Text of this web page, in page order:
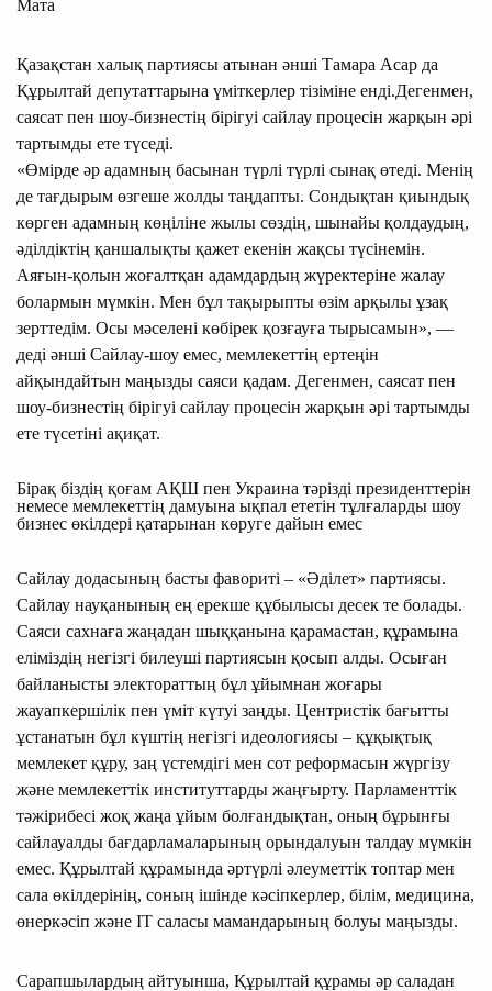
Мата
Қазақстан халық партиясы атынан әнші Тамара Асар да
Құрылтай депутаттарына үміткерлер тізіміне енді.Дегенмен,
саясат пен шоу-бизнестің бірігуі сайлау процесін жарқын әрі
тартымды ете түседі.
«Өмірде әр адамның басынан түрлі түрлі сынақ өтеді. Менің
де тағдырым өзгеше жолды таңдапты. Сондықтан қиындық
көрген адамның көңіліне жылы сөздің, шынайы қолдаудың,
әділдіктің қаншалықты қажет екенін жақсы түсінемін.
Аяғын-қолын жоғалтқан адамдардың жүректеріне жалау
болармын мүмкін. Мен бұл тақырыпты өзім арқылы ұзақ
зерттедім. Осы мәселені көбірек қозғауға тырысамын», —
деді әнші Сайлау-шоу емес, мемлекеттің ертеңін
айқындайтын маңызды саяси қадам. Дегенмен, саясат пен
шоу-бизнестің бірігуі сайлау процесін жарқын әрі тартымды
ете түсетіні ақиқат.
Бірақ біздің қоғам АҚШ пен Украина тәрізді президенттерін
немесе мемлекеттің дамуына ықпал ететін тұлғаларды шоу
бизнес өкілдері қатарынан көруге дайын емес
Сайлау додасының басты фавориті – «Әділет» партиясы.
Сайлау науқанының ең ерекше құбылысы десек те болады.
Саяси сахнаға жаңадан шыққанына қарамастан, құрамына
еліміздің негізгі билеуші партиясын қосып алды. Осыған
байланысты электораттың бұл ұйымнан жоғары
жауапкершілік пен үміт күтуі заңды. Центристік бағытты
ұстанатын бұл күштің негізгі идеологиясы – құқықтық
мемлекет құру, заң үстемдігі мен сот реформасын жүргізу
және мемлекеттік институттарды жаңғырту. Парламенттік
тәжірибесі жоқ жаңа ұйым болғандықтан, оның бұрынғы
сайлауалды бағдарламаларының орындалуын талдау мүмкін
емес. Құрылтай құрамында әртүрлі әлеуметтік топтар мен
сала өкілдерінің, соның ішінде кәсіпкерлер, білім, медицина,
өнеркәсіп және IT саласы мамандарының болуы маңызды.
Сарапшылардың айтуынша, Құрылтай құрамы әр саладан